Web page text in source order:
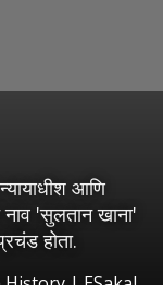
आणि
नाव 'सुलतान खाना'
होता.